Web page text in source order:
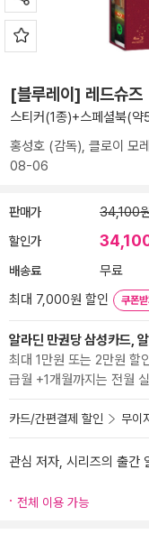
[블루레이] 레드슈즈
스티커(1종)+스페셜북(
홍성호 (감독), 클로이 모
08-06
판매가 34,100
할인가
배송료
무료
최대 7,000원 할인
쿠폰받
알라딘 만권당 삼성카드,
최대 1만원 또는 2만원
급월 +1개월까지는 전월
카드/간편결제 할인 무이
관심 저자, 시리즈의 출간
전체 이용 가능